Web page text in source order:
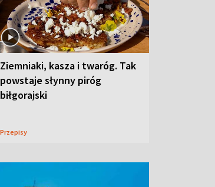
Ziemniaki, kasza i twaróg. Tak
powstaje słynny piróg
biłgorajski
Przepisy